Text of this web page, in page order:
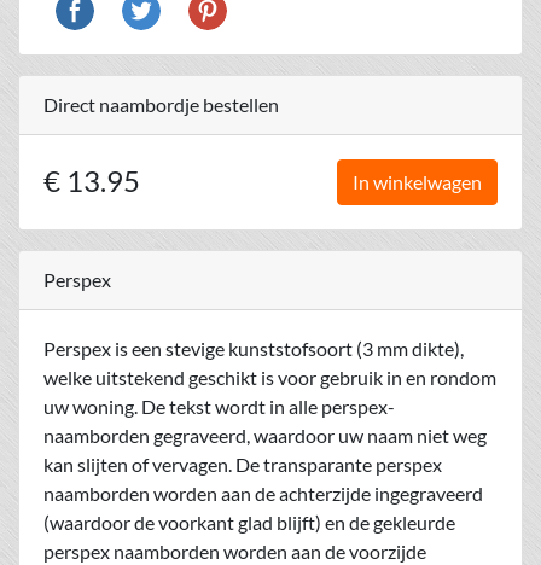
Direct naambordje bestellen
€ 13.95 In winkelwagen
Perspex
Perspex is een stevige kunststofsoort (3 mm dikte),
welke uitstekend geschikt is voor gebruik in en rondom
uw woning. De tekst wordt in alle perspex-
naamborden gegraveerd, waardoor uw naam niet weg
kan slijten of vervagen. De transparante perspex
naamborden worden aan de achterzijde ingegraveerd
(waardoor de voorkant glad blijft) en de gekleurde
perspex naamborden worden aan de voorzijde